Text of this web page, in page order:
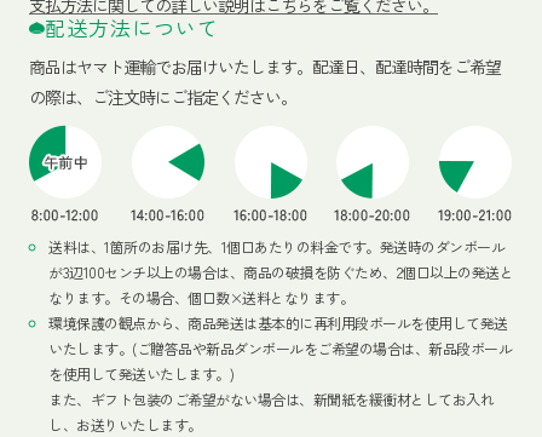
支払方法に関しての詳しい説明はこちらをご覧ください。
配送方法について
商品はヤマト運輸でお届けいたします。 配達日、配達時間をご希望
の際は、ご注文時にご指定ください。
送料は、1箇所のお届け先、1個口あたりの料金です。発送時のダンボール
が3辺100センチ以上の場合は、商品の破損を防ぐため、2個口以上の発送と
なります。その場合、個口数×送料となります。
環境保護の観点から、商品発送は基本的に再利用段ボールを使用して発送
いたします。(ご贈答品や新品ダンボールをご希望の場合は、新品段ボール
を使用して発送いたします。)
また、ギフト包装のご希望がない場合は、新聞紙を緩衝材としてお入れ
し、お送りいたします。